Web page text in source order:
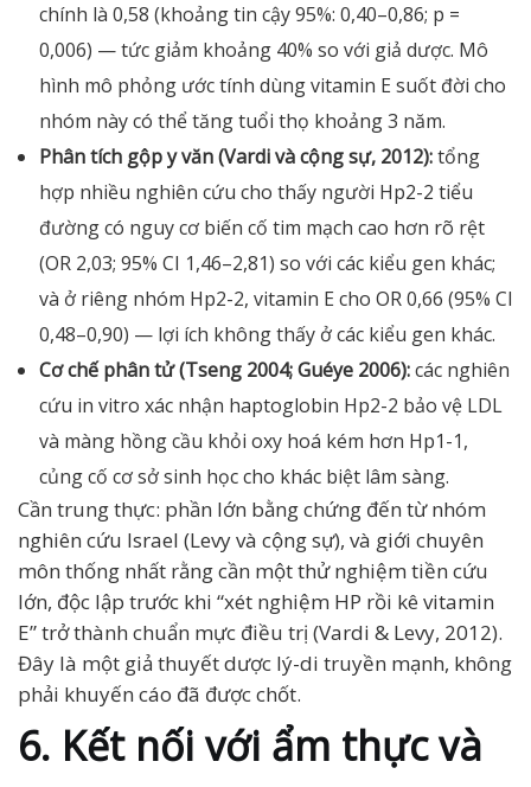
chính là 0,58 (khoảng tin cậy 95%: 0,40–0,86; p =
0,006) — tức giảm khoảng 40% so với giả dược. Mô
hình mô phỏng ước tính dùng vitamin E suốt đời cho
nhóm này có thể tăng tuổi thọ khoảng 3 năm.
Phân tích gộp y văn (Vardi và cộng sự, 2012):tổng
hợp nhiều nghiên cứu cho thấy người Hp2-2 tiểu
đường có nguy cơ biến cố tim mạch cao hơn rõ rệt
(OR 2,03; 95% CI 1,46–2,81) so với các kiểu gen khác;
và ở riêng nhóm Hp2-2, vitamin E cho OR 0,66 (95% CI
0,48–0,90) — lợi ích không thấy ở các kiểu gen khác.
Cơ chế phân tử (Tseng 2004; Guéye 2006):các nghiên
cứu in vitro xác nhận haptoglobin Hp2-2 bảo vệ LDL
và màng hồng cầu khỏi oxy hoá kém hơn Hp1-1,
củng cố cơ sở sinh học cho khác biệt lâm sàng.
Cần trung thực: phần lớn bằng chứng đến từ nhóm
nghiên cứu Israel (Levy và cộng sự), và giới chuyên
môn thống nhất rằng cần một thử nghiệm tiền cứu
lớn, độc lập trước khi “xét nghiệm HP rồi kê vitamin
E” trở thành chuẩn mực điều trị (Vardi & Levy, 2012).
Đây là một giả thuyết dược lý-di truyền mạnh, không
phải khuyến cáo đã được chốt.
6. Kết nối với ẩm thực và